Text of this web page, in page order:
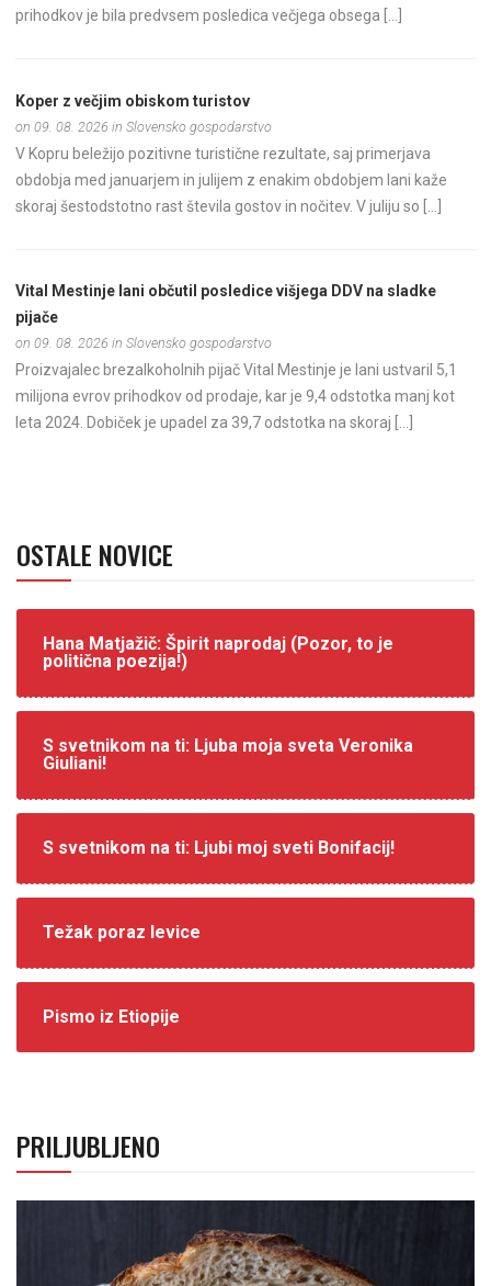
prihodkov je bila predvsem posledica večjega obsega […]
Koper z večjim obiskom turistov
on 09. 08. 2026 in Slovensko gospodarstvo
V Kopru beležijo pozitivne turistične rezultate, saj primerjava
obdobja med januarjem in julijem z enakim obdobjem lani kaže
skoraj šestodstotno rast števila gostov in nočitev. V juliju so […]
Vital Mestinje lani občutil posledice višjega DDV na sladke
pijače
on 09. 08. 2026 in Slovensko gospodarstvo
Proizvajalec brezalkoholnih pijač Vital Mestinje je lani ustvaril 5,1
milijona evrov prihodkov od prodaje, kar je 9,4 odstotka manj kot
leta 2024. Dobiček je upadel za 39,7 odstotka na skoraj […]
OSTALE NOVICE
Hana Matjažič: Špirit naprodaj (Pozor, to je
politična poezija!)
S svetnikom na ti: Ljuba moja sveta Veronika
Giuliani!
S svetnikom na ti: Ljubi moj sveti Bonifacij!
Težak poraz levice
Pismo iz Etiopije
PRILJUBLJENO